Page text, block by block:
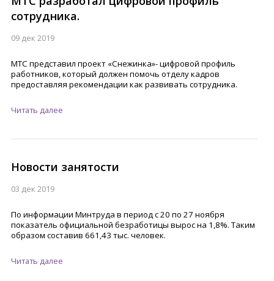
сотрудника.
09 дек 2019
МТС представил проект «Снежинка»- цифровой профиль
работников, который должен помочь отделу кадров
предоставляя рекомендации как развивать сотрудника.
Читать далее
Новости занятости
03 дек 2019
По информации Минтруда в период с 20 по 27 ноября
показатель официальной безработицы вырос на 1,8%. Таким
образом составив 661,43 тыс. человек.
Читать далее